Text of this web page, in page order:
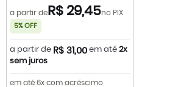
a partir de R$ 29,45no PIX
5% OFF
a partir de R$ 31,00 em até 2x
sem juros
em até 6x com acréscimo